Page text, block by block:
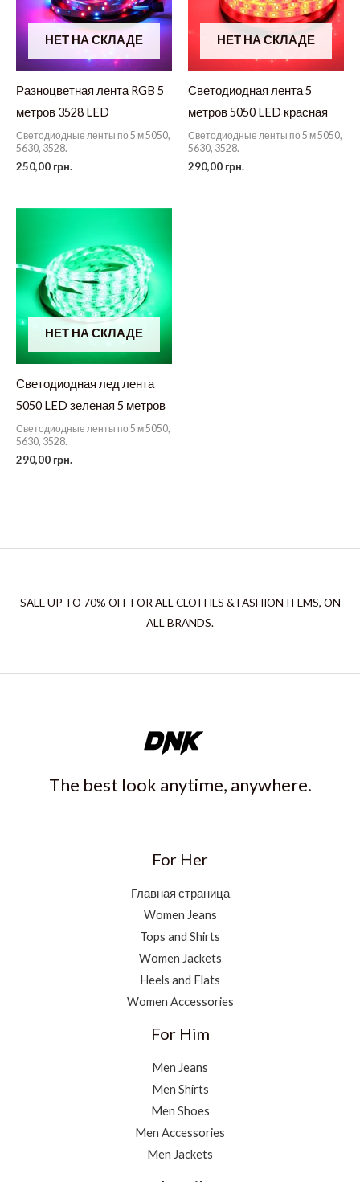
НЕТ НА СКЛАДЕ
Разноцветная лента RGB 5
метров 3528 LED
Светодиодные ленты по 5 м 5050,
5630, 3528.
250,00 грн.
НЕТ НА СКЛАДЕ
Светодиодная лента 5
метров 5050 LED красная
Светодиодные ленты по 5 м 5050,
5630, 3528.
290,00 грн.
НЕТ НА СКЛАДЕ
Светодиодная лед лента
5050 LED зеленая 5 метров
Светодиодные ленты по 5 м 5050,
5630, 3528.
290,00 грн.
SALE UP TO 70% OFF FOR ALL CLOTHES & FASHION ITEMS, ON
ALL BRANDS.
The best look anytime, anywhere.
For Her
Главная страница
Women Jeans
Tops and Shirts
Women Jackets
Heels and Flats
Women Accessories
For Him
Men Jeans
Men Shirts
Men Shoes
Men Accessories
Men Jackets